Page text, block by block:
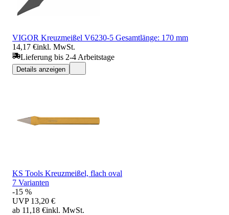
VIGOR Kreuzmeißel V6230-5 Gesamtlänge: 170 mm
14,17 €inkl. MwSt.
Lieferung bis 2-4 Arbeitstage
Details anzeigen
KS Tools Kreuzmeißel, flach oval
7 Varianten
-15 %
UVP 13,20 €
ab 11,18 €inkl. MwSt.